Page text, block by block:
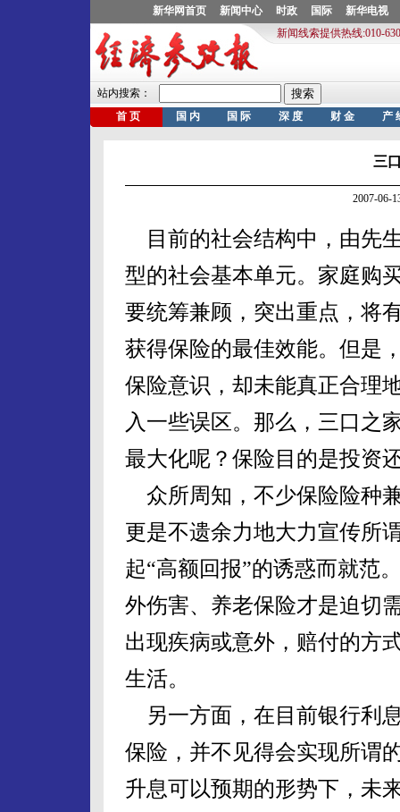
三
2007-06-
目前的社会结构中，由先
型的社会基本单元。家庭购
要统筹兼顾，突出重点，将
获得保险的最佳效能。但是
保险意识，却未能真正合理
入一些误区。那么，三口之
最大化呢？保险目的是投资
众所周知，不少保险险种
更是不遗余力地大力宣传所
起“高额回报”的诱惑而就范
外伤害、养老保险才是迫切
出现疾病或意外，赔付的方
生活。
另一方面，在目前银行利
保险，并不见得会实现所谓
升息可以预期的形势下，未